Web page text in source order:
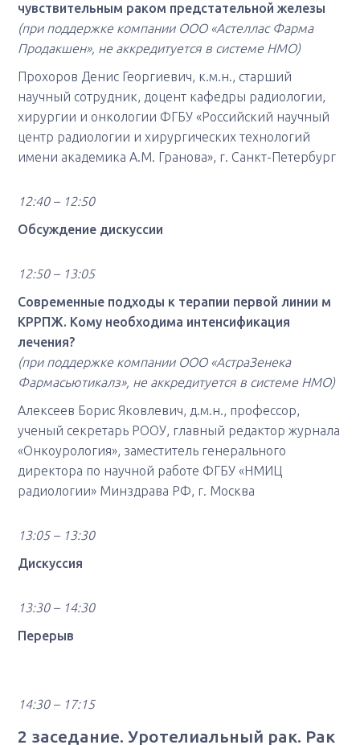
чувствительным раком предстательной железы
(при поддержке компании ООО «Астеллас Фарма
Продакшен», не аккредитуется в системе НМО)
Прохоров Денис Георгиевич, к.м.н., старший
научный сотрудник, доцент кафедры радиологии,
хирургии и онкологии ФГБУ «Российский научный
центр радиологии и хирургических технологий
имени академика А.М. Гранова», г. Санкт-Петербург
12:40 – 12:50
Обсуждение дискуссии
12:50 – 13:05
Современные подходы к терапии первой линии м
КРРПЖ. Кому необходима интенсификация
лечения?
(при поддержке компании ООО «АстраЗенека
Фармасьютикалз», не аккредитуется в системе НМО)
Алексеев Борис Яковлевич, д.м.н., профессор,
ученый секретарь РООУ, главный редактор журнала
«Онкоурология», заместитель генерального
директора по научной работе ФГБУ «НМИЦ
радиологии» Минздрава РФ, г. Москва
13:05 – 13:30
Дискуссия
13:30 – 14:30
Перерыв
14:30 – 17:15
2 заседание. Уротелиальный рак. Рак